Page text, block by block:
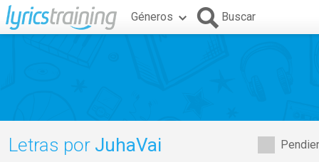
Géneros Buscar
Letras por JuhaVai